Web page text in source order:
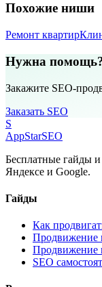
Похожие ниши
Ремонт квартир
Нужна
Закажите SEO-
Заказать SEO
S
AppStarSEO
Бесплатные гайды
Яндексе и Google.
Гайды
Как
Продвижение
Продвижение
SEO